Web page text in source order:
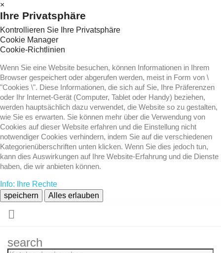
×
Ihre Privatsphäre
Kontrollieren Sie Ihre Privatsphäre
Cookie Manager
Cookie-Richtlinien
Wenn Sie eine Website besuchen, können Informationen in Ihrem
Browser gespeichert oder abgerufen werden, meist in Form von \
"Cookies \". Diese Informationen, die sich auf Sie, Ihre Präferenzen
oder Ihr Internet-Gerät (Computer, Tablet oder Handy) beziehen,
werden hauptsächlich dazu verwendet, die Website so zu gestalten,
wie Sie es erwarten. Sie können mehr über die Verwendung von
Cookies auf dieser Website erfahren und die Einstellung nicht
notwendiger Cookies verhindern, indem Sie auf die verschiedenen
Kategorienüberschriften unten klicken. Wenn Sie dies jedoch tun,
kann dies Auswirkungen auf Ihre Website-Erfahrung und die Dienste
haben, die wir anbieten können.
Info: Ihre Rechte
speichern
Alles erlauben

search